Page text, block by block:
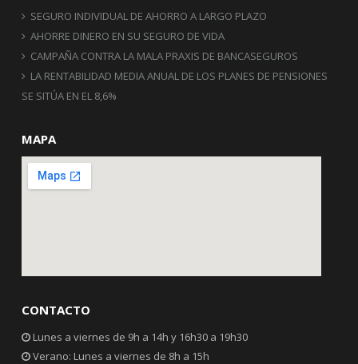
SEGURO INDIVIDUAL DE AHORRO A LARGO PLAZO
AHORRE DINERO EN SU SEGURO DE VIDA
CAMPAÑA CONTRA LA MALA PRAXIS DE BANCASEGUROS
LA RENTABILIDAD MEDIA ANUAL DE LOS PLANES DE PENSIONES
SE SITÚA EN EL 8,6%
MAPA
CONTACTO
Lunes a viernes de 9h a 14h y 16h30 a 19h30
Verano: Lunes a viernes de 8h a 15h